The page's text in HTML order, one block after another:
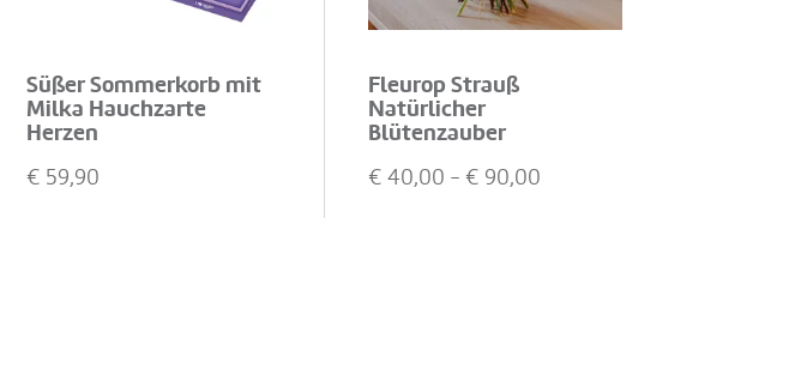
Süßer Sommerkorb mit
Milka Hauchzarte
Herzen
€ 59,90
Fleurop Strauß
Natürlicher
Blütenzauber
€ 40,00 - € 90,00